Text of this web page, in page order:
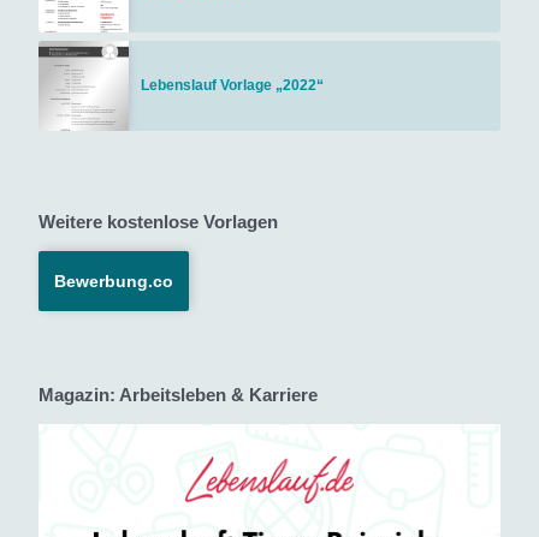
Lebenslauf Vorlage „2022“
Weitere kostenlose Vorlagen
Bewerbung.co
Magazin: Arbeitsleben & Karriere